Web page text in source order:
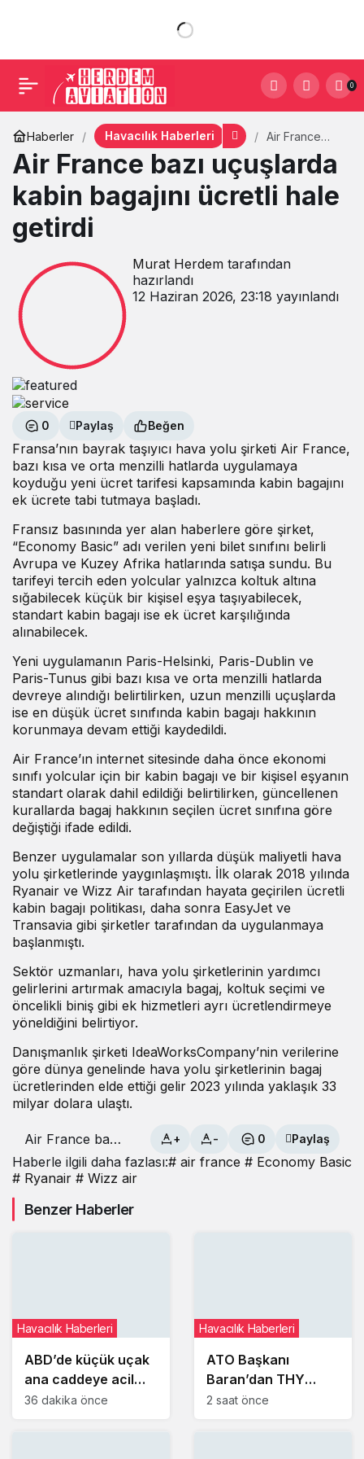
0
Haberler Havacılık Haberleri
Air France
uçuşlarda
kabin bagajını
ücretli hale
getirdi
Air France bazı uçuşlarda
kabin bagajını ücretli hale
getirdi
Murat Herdemtarafından
hazırlandı
12 Haziran 2026, 23:18 yayınlandı
0 Paylaş Beğen
Fransa’nın bayrak taşıyıcı hava yolu şirketi Air France,
bazı kısa ve orta menzilli hatlarda uygulamaya
koyduğu yeni ücret tarifesi kapsamında kabin bagajını
ek ücrete tabi tutmaya başladı.
Fransız basınında yer alan haberlere göre şirket,
“Economy Basic” adı verilen yeni bilet sınıfını belirli
Avrupa ve Kuzey Afrika hatlarında satışa sundu. Bu
tarifeyi tercih eden yolcular yalnızca koltuk altına
sığabilecek küçük bir kişisel eşya taşıyabilecek,
standart kabin bagajı ise ek ücret karşılığında
alınabilecek.
Yeni uygulamanın Paris-Helsinki, Paris-Dublin ve
Paris-Tunus gibi bazı kısa ve orta menzilli hatlarda
devreye alındığı belirtilirken, uzun menzilli uçuşlarda
ise en düşük ücret sınıfında kabin bagajı hakkının
korunmaya devam ettiği kaydedildi.
Air France’ın internet sitesinde daha önce ekonomi
sınıfı yolcular için bir kabin bagajı ve bir kişisel eşyanın
standart olarak dahil edildiği belirtilirken, güncellenen
kurallarda bagaj hakkının seçilen ücret sınıfına göre
değiştiği ifade edildi.
Benzer uygulamalar son yıllarda düşük maliyetli hava
yolu şirketlerinde yaygınlaşmıştı. İlk olarak 2018 yılında
Ryanair ve Wizz Air tarafından hayata geçirilen ücretli
kabin bagajı politikası, daha sonra EasyJet ve
Transavia gibi şirketler tarafından da uygulanmaya
başlanmıştı.
Sektör uzmanları, hava yolu şirketlerinin yardımcı
gelirlerini artırmak amacıyla bagaj, koltuk seçimi ve
öncelikli biniş gibi ek hizmetleri ayrı ücretlendirmeye
yöneldiğini belirtiyor.
Danışmanlık şirketi IdeaWorksCompany’nin verilerine
göre dünya genelinde hava yolu şirketlerinin bagaj
ücretlerinden elde ettiği gelir 2023 yılında yaklaşık 33
milyar dolara ulaştı.
Air France bazı
uçuşlarda kabin
bagajını ücretli
hale getirdi
+ - 0 Paylaş
Haberle ilgili daha fazlası:# air france # Economy Basic
# Ryanair # Wizz air
Benzer Haberler
ABD’de küçük uçak
ana caddeye acil
iniş yaptı
Havacılık Haberleri
36 dakika önce
ATO Başkanı
Baran’dan THY
Yönetim Kurulu
Havacılık Haberleri
2 saat önce